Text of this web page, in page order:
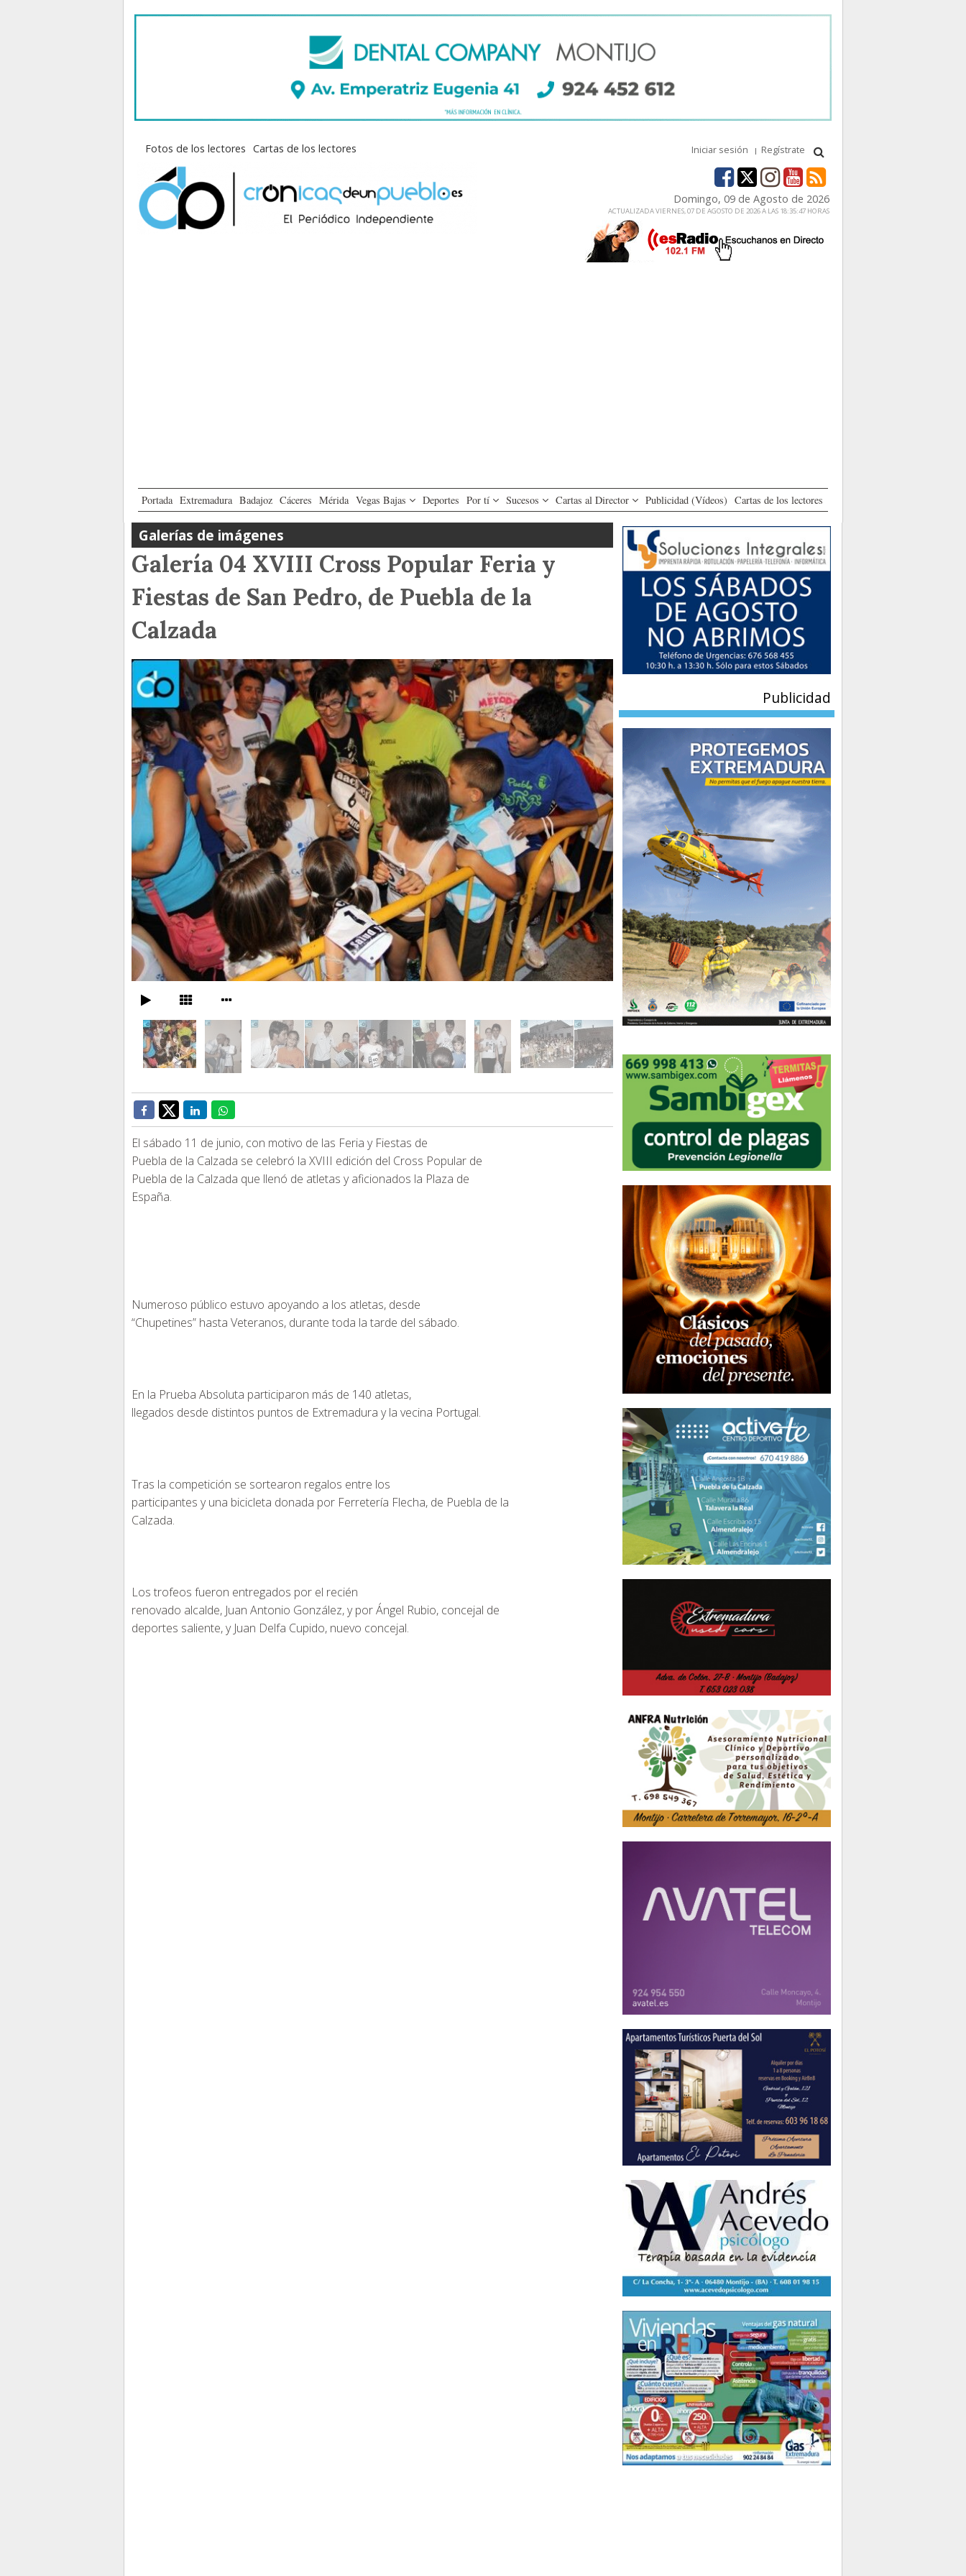
Fotos de los lectores Cartas de los lectores Iniciar sesión Regístrate
Domingo, 09 de Agosto de 2026
ACTUALIZADA VIERNES, 07 DE AGOSTO DE 2026 A LAS 18:35:47 HORAS
Portada Extremadura Badajoz Cáceres Mérida Vegas Bajas Deportes Por tí Sucesos Cartas al Director Publicidad (Vídeos) Cartas de los lectores
Galerías de imágenes
Galería 04 XVIII Cross Popular Feria y
Fiestas de San Pedro, de Puebla de la
Calzada
El sábado 11 de junio, con motivo de las Feria y Fiestas de
Puebla de la Calzada se celebró la XVIII edición del Cross Popular de
Puebla de la Calzada que llenó de atletas y aficionados la Plaza de
España.
Numeroso público estuvo apoyando a los atletas, desde
“Chupetines” hasta Veteranos, durante toda la tarde del sábado.
En la Prueba Absoluta participaron más de 140 atletas,
llegados desde distintos puntos de Extremadura y la vecina Portugal.
Tras la competición se sortearon regalos entre los
participantes y una bicicleta donada por Ferretería Flecha, de Puebla de la
Calzada.
Los trofeos fueron entregados por el recién
renovado alcalde, Juan Antonio González, y por Ángel Rubio, concejal de
deportes saliente, y Juan Delfa Cupido, nuevo concejal.
Publicidad